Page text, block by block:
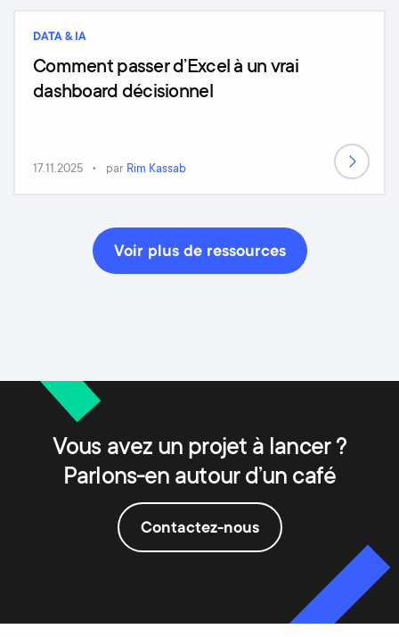
DATA & IA
Comment passer d’Excel à un vrai
dashboard décisionnel
17.11.2025 par Rim Kassab
Voir plus de ressources
Vous avez un projet à lancer ?
Parlons-en autour d’un café
Contactez-nous